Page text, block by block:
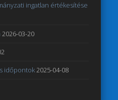
ingatlan értékesítése
2026-03-20
időpontok2025-04-08